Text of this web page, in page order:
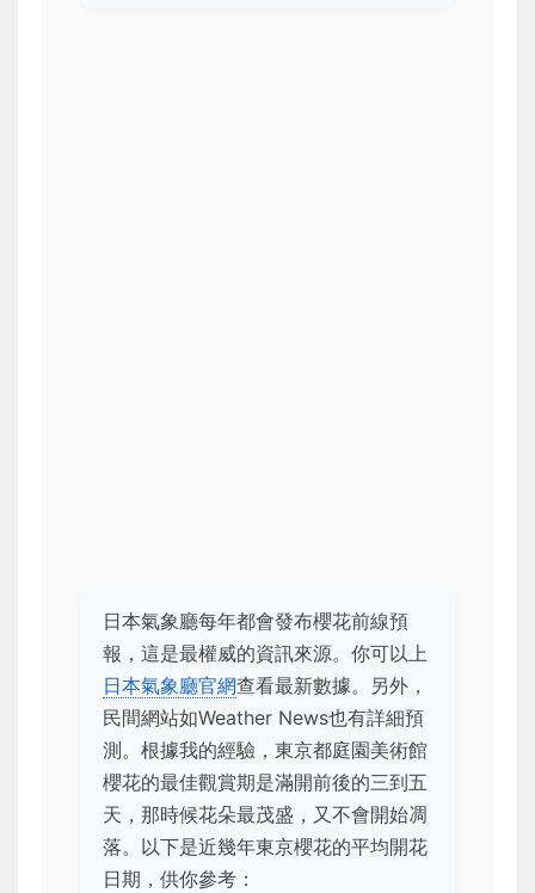
日本氣象廳每年都會發布櫻花前線預
報，這是最權威的資訊來源。你可以上
日本氣象廳官網查看最新數據。另外，
民間網站如Weather News也有詳細預
測。根據我的經驗，東京都庭園美術館
櫻花的最佳觀賞期是滿開前後的三到五
天，那時候花朵最茂盛，又不會開始凋
落。以下是近幾年東京櫻花的平均開花
日期，供你參考：